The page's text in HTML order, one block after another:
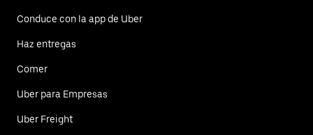
Conduce con la app de Uber
Haz entregas
Comer
Uber para Empresas
Uber Freight